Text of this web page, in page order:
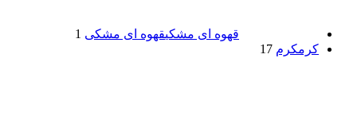
قهوه ای مشکیقهوه ای مشکی 1
کرمکرم 17